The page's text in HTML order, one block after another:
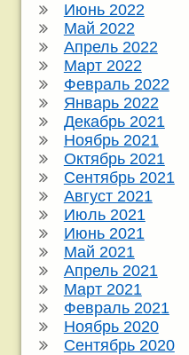
Июнь 2022
Май 2022
Апрель 2022
Март 2022
Февраль 2022
Январь 2022
Декабрь 2021
Ноябрь 2021
Октябрь 2021
Сентябрь 2021
Август 2021
Июль 2021
Июнь 2021
Май 2021
Апрель 2021
Март 2021
Февраль 2021
Ноябрь 2020
Сентябрь 2020